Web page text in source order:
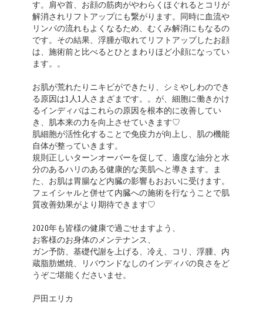
す。肩や首、お顔の筋肉がやわらくほぐれるとコリが
解消されリフトアップにも繋がります。同時に血流や
リンパの流れもよくなるため、むくみ解消にもなるの
です。その結果、浮腫が取れてリフトアップしたお顔
は、施術前と比べるとひとまわりほど小顔になってい
ます。。
お肌が荒れたりニキビができたり、シミやしわのでき
る原因は1人1人さまざまです。。が、細胞に働きかけ
るインディバはこれらの原因を根本的に改善してい
き、肌本来の力を向上させていきます♡
肌細胞が活性化することで免疫力が向上し、肌の機能
自体が整っていきます。
規則正しいターンオーバーを促して、適度な油分と水
分のあるハリのある健康的な美肌へと導きます。ま
た、お肌は胃腸など内臓の影響もおおいに受けます。
フェイシャルと併せて内臓への施術を行なうことで肌
質改善効果がより期待できます♡
2020年も皆様の健康で過ごせますよう、
お客様のお身体のメンテナンス、
ガン予防、基礎代謝を上げる、冷え、コリ、浮腫、内
蔵脂肪燃焼、リバウンドなしのインディバの良さをど
うぞご堪能くださいませ。
戸田エリカ